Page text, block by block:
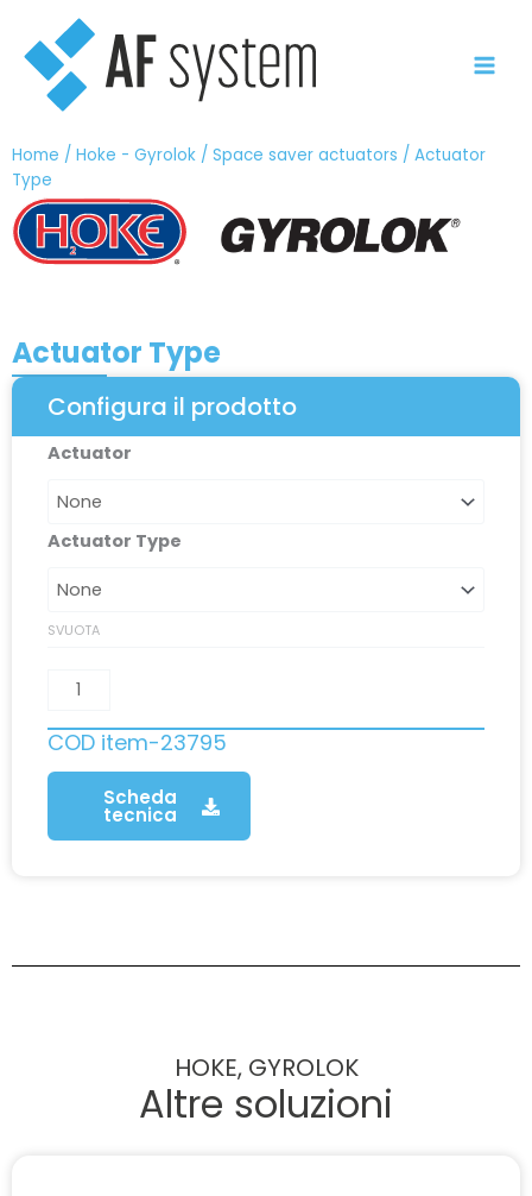
contenuto
Home / Hoke - Gyrolok / Space saver actuators / Actuator
Type
Actuator Type
Configura il prodotto
Actuator
Actuator Type
SVUOTA
Actuator
quantità
COD item-23795
Scheda
tecnica
HOKE, GYROLOK
Altre soluzioni